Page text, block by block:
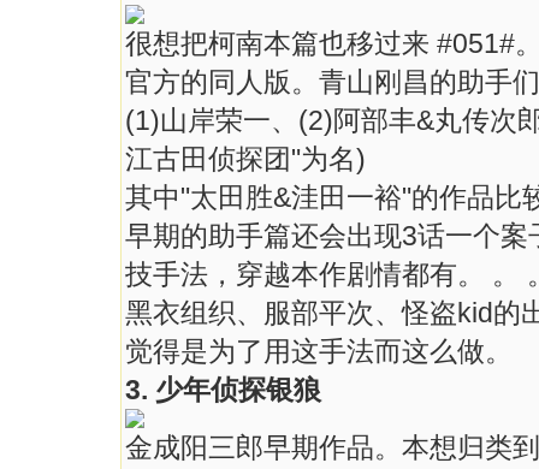
很想把柯南本篇也移过来 #051#
官方的同人版。青山刚昌的助手
(1)山岸荣一、(2)阿部丰&丸传次
江古田侦探团"为名)
其中"太田胜&洼田一裕"的作品比
早期的助手篇还会出现3话一个
技手法，穿越本作剧情都有。 。
黑衣组织、服部平次、怪盗kid的
觉得是为了用这手法而这么做。
3. 少年侦探银狼
金成阳三郎早期作品。本想归类